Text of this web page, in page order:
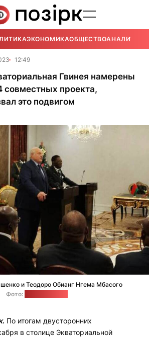
ЭКОНОМИКАОБЩЕСТВОАНАЛИТИКА
12:49
Гвинея намерены
совместных проекта,
это подвигом
и Теодоро Обианг Нгема Мбасого
Фото:
. По итогам двусторонних
в столице Экваториальной